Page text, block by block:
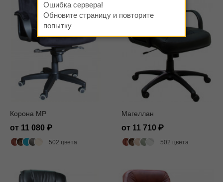
Корона MP
от 11 080
502 цвета
Магеллан
от 11 710
502 цвета
Ошибка сервера!
Обновите страницу и повторите
попытку